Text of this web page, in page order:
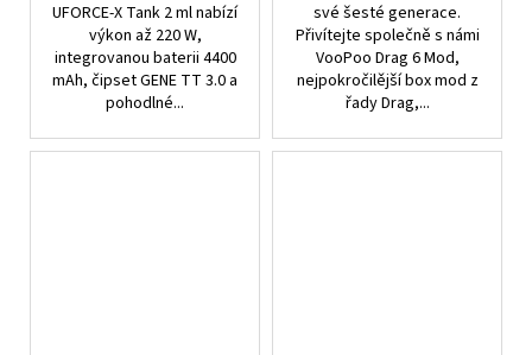
UFORCE-X Tank 2 ml nabízí
výkon až 220 W,
integrovanou baterii 4400
mAh, čipset GENE TT 3.0 a
pohodlné...
své šesté generace.
Přivítejte společně s námi
VooPoo Drag 6 Mod,
nejpokročilější box mod z
řady Drag,...